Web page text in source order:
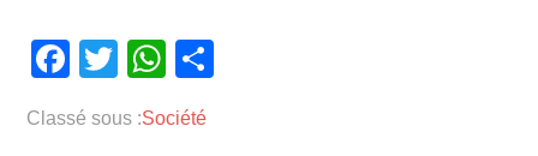
Facebook
TwitterWhatsApp
Classé sous :Société